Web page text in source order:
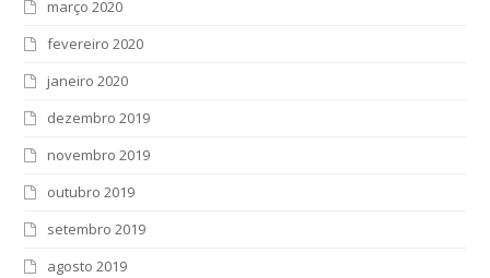
março 2020
fevereiro 2020
janeiro 2020
dezembro 2019
novembro 2019
outubro 2019
setembro 2019
agosto 2019